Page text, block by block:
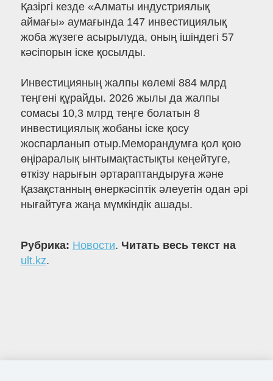
Қазіргі кезде «Алматы индустриялық
аймағы» аумағында 147 инвестициялық
жоба жүзеге асырылуда, оның ішіндегі 57
кәсіпорын іске қосылды.
Инвестицияның жалпы көлемі 884 млрд
теңгені құрайды. 2026 жылы да жалпы
сомасы 10,3 млрд теңге болатын 8
инвестициялық жобаны іске қосу
жоспарланып отыр.Меморандумға қол қою
өңіраралық ынтымақтастықты кеңейтуге,
өткізу нарығын әртараптандыруға және
Қазақстанның өнеркәсіптік әлеуетін одан әрі
нығайтуға жаңа мүмкіндік ашады.
Рубрика: Новости. Читать весь текст на
ult.kz.